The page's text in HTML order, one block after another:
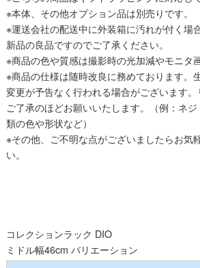
※本体、その他オプション品は別売りです。
※運送会社の配送中に外装箱に汚れが付く場
新品の良品ですのでご了承ください。
※商品の色や質感は撮影時の光加減やモニタ
※商品の仕様は随時改良に務めております。
変更が予告なく行われる場合がございます
ご了承のほどお願いいたします。（例：ネ
類の色や形状など）
※その他、ご不明な点がございましたらお気
い。
コレクションラック DIO
ミドル幅46cm バリエーション